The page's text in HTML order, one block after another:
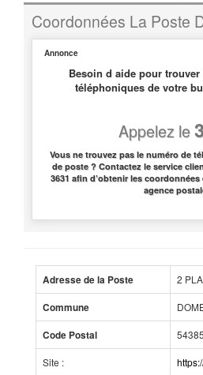
Coordonnées La Poste
Annonce
Besoin d aide pour
téléphoniques de votre
Appelez le
Vous ne trouvez pas le numéro de
de poste ? Contactez le service
3631 afin d’obtenir les
agence
Adresse de la Poste 2
Commune
Code Postal 54385
Site :